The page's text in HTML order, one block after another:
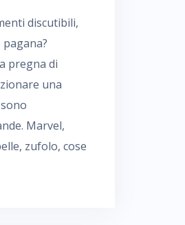
discutibili,
pregna di
una
Marvel,
zufolo, cose